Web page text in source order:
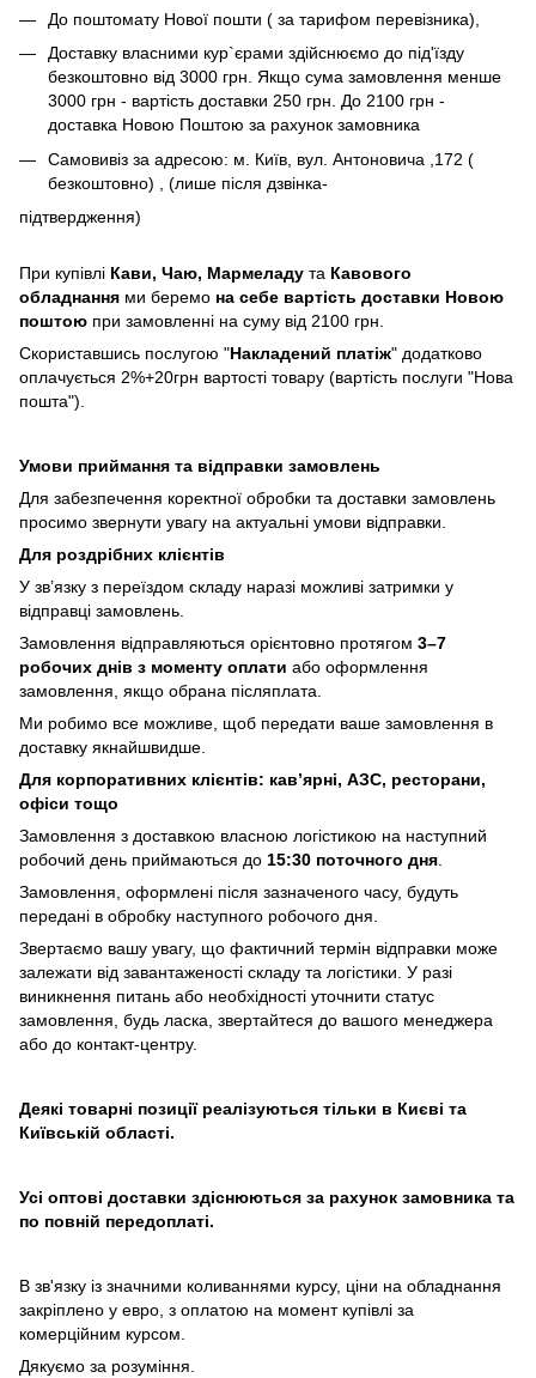
До поштомату Нової пошти ( за тарифом перевізника),
Доставку власними кур`єрами здійснюємо до під'їзду
безкоштовно від 3000 грн. Якщо сума замовлення менше
3000 грн - вартість доставки 250 грн. До 2100 грн -
доставка Новою Поштою за рахунок замовника
Самовивіз за адресою: м. Київ, вул. Антоновича ,172 (
безкоштовно) , (лише після дзвінка-
підтвердження)
При купівлі Кави, Чаю, Мармеладу та Кавового
обладнання ми беремо на себе вартість доставки Новою
поштою при замовленні на суму від 2100 грн.
Скориставшись послугою "Накладений платіж" додатково
оплачується 2%+20грн вартості товару (вартість послуги "Нова
пошта").
Умови приймання та відправки замовлень
Для забезпечення коректної обробки та доставки замовлень
просимо звернути увагу на актуальні умови відправки.
Для роздрібних клієнтів
У зв’язку з переїздом складу наразі можливі затримки у
відправці замовлень.
Замовлення відправляються орієнтовно протягом 3–7
робочих днів з моменту оплати або оформлення
замовлення, якщо обрана післяплата.
Ми робимо все можливе, щоб передати ваше замовлення в
доставку якнайшвидше.
Для корпоративних клієнтів: кав’ярні, АЗС, ресторани,
офіси тощо
Замовлення з доставкою власною логістикою на наступний
робочий день приймаються до 15:30 поточного дня
Замовлення, оформлені після зазначеного часу, будуть
передані в обробку наступного робочого дня.
Звертаємо вашу увагу, що фактичний термін відправки може
залежати від завантаженості складу та логістики. У разі
виникнення питань або необхідності уточнити статус
замовлення, будь ласка, звертайтеся до вашого менеджера
або до контакт-центру.
Деякі товарні позиції реалізуються тільки в Києві та
Київській області.
Усі оптові доставки здіснюються за рахунок замовника та
по повній передоплаті.
В зв'язку із значними коливаннями курсу, ціни на обладнання
закріплено у евро, з оплатою на момент купівлі за
комерційним курсом.
Дякуємо за розуміння.